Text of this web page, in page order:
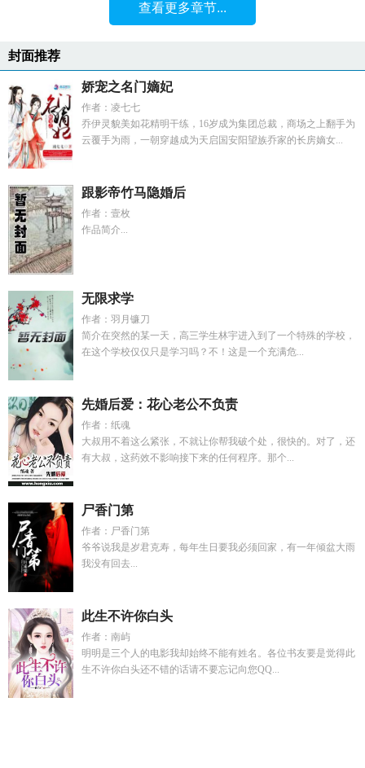
查看更多章节...
封面推荐
娇宠之名门嫡妃
作者：凌七七
乔伊灵貌美如花精明干练，16岁成为集团总裁，商场之上翻手为
云覆手为雨，一朝穿越成为天启国安阳望族乔家的长房嫡女...
跟影帝竹马隐婚后
作者：壹枚
作品简介...
无限求学
作者：羽月镰刀
简介在突然的某一天，高三学生林宇进入到了一个特殊的学校，
在这个学校仅仅只是学习吗？不！这是一个充满危...
先婚后爱：花心老公不负责
作者：纸魂
大叔用不着这么紧张，不就让你帮我破个处，很快的。对了，还
有大叔，这药效不影响接下来的任何程序。那个...
尸香门第
作者：尸香门第
爷爷说我是岁君克寿，每年生日要我必须回家，有一年倾盆大雨
我没有回去...
此生不许你白头
作者：南屿
明明是三个人的电影我却始终不能有姓名。各位书友要是觉得此
生不许你白头还不错的话请不要忘记向您QQ...